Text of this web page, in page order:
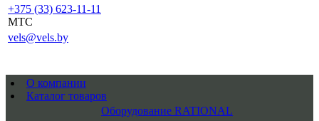
+375 (33) 623-11-11
MTC
vels@vels.by
О компании
Каталог товаров
Оборудование RATIONAL